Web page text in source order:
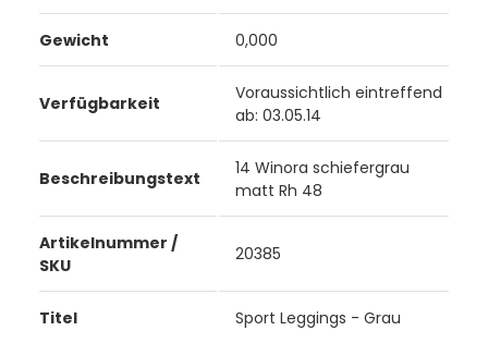
Gewicht 0,000
Verfügbarkeit
Voraussichtlich eintreffend
ab: 03.05.14
Beschreibungstext
14 Winora schiefergrau
matt Rh 48
Artikelnummer /
SKU
20385
Titel Sport Leggings - Grau